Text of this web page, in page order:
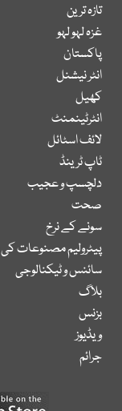
تازہ ترین
غزہ لہو لہو
پاکستان
انٹر نیشنل
کھیل
انٹرٹینمنٹ
لائف اسٹائل
ٹاپ ٹرینڈ
دلچسپ و عجیب
صحت
سونے کے نرخ
پیٹرولیم مصنوعات
سائنس و ٹیکنالوجی
بلاگ
بزنس
ویڈیوز
جرائم